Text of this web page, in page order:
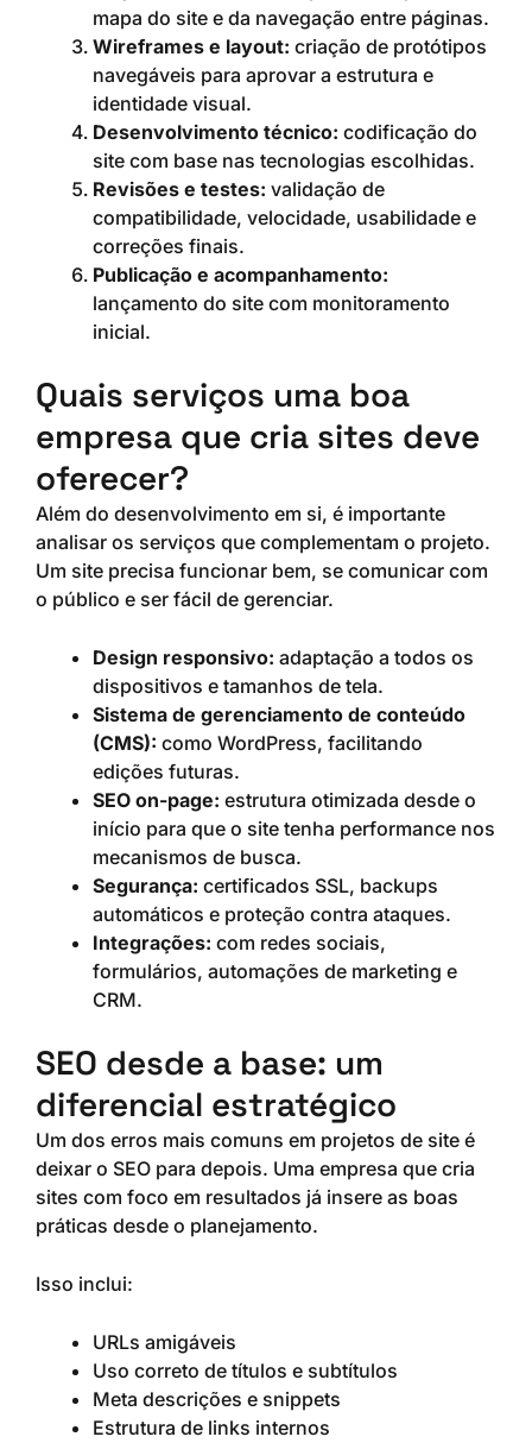
mapa do site e da navegação entre páginas.
Wireframes e layout: criação de protótipos
navegáveis para aprovar a estrutura e
identidade visual.
Desenvolvimento técnico: codificação do
site com base nas tecnologias escolhidas.
Revisões e testes: validação de
compatibilidade, velocidade, usabilidade e
correções finais.
Publicação e acompanhamento:
lançamento do site com monitoramento
inicial.
Quais serviços uma boa
empresa que cria sites deve
oferecer?
Além do desenvolvimento em si, é importante
analisar os serviços que complementam o projeto.
Um site precisa funcionar bem, se comunicar com
o público e ser fácil de gerenciar.
Design responsivo: adaptação a todos os
dispositivos e tamanhos de tela.
Sistema de gerenciamento de conteúdo
(CMS): como WordPress, facilitando
edições futuras.
SEO on-page: estrutura otimizada desde o
início para que o site tenha performance nos
mecanismos de busca.
Segurança: certificados SSL, backups
automáticos e proteção contra ataques.
Integrações: com redes sociais,
formulários, automações de marketing e
CRM.
SEO desde a base: um
diferencial estratégico
Um dos erros mais comuns em projetos de site é
deixar o SEO para depois. Uma empresa que cria
sites com foco em resultados já insere as boas
práticas desde o planejamento.
Isso inclui:
URLs amigáveis
Uso correto de títulos e subtítulos
Meta descrições e snippets
Estrutura de links internos